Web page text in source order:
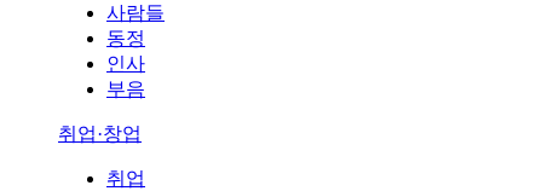
사람들
동정
인사
부음
취업·창업
취업